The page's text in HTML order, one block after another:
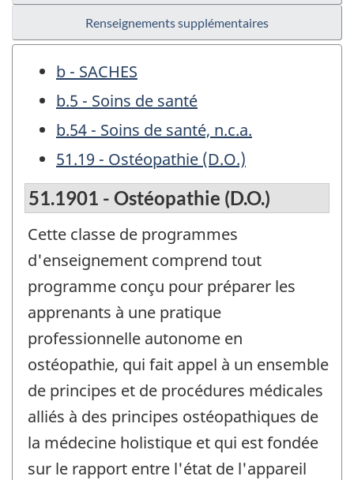
Renseignements supplémentaires
b - SACHES
b.5 - Soins de santé
b.54 - Soins de santé, n.c.a.
51.19 - Ostéopathie (D.O.)
51.1901 - Ostéopathie (D.O.)
Cette classe de programmes
d'enseignement comprend tout
programme conçu pour préparer les
apprenants à une pratique
professionnelle autonome en
ostéopathie, qui fait appel à un ensemble
de principes et de procédures médicales
alliés à des principes ostéopathiques de
la médecine holistique et qui est fondée
sur le rapport entre l'état de l'appareil